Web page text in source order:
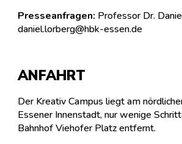
Presseanfragen: Professor Dr.
daniel.lorberg@hbk-essen.de
ANFAHRT
Der Kreativ Campus liegt am
Essener Innenstadt, nur wenige
Bahnhof Viehofer Platz entfernt.